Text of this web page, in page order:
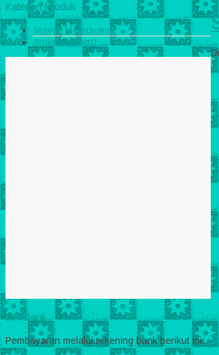
Kategori Produk
Stavolt Matsuyama
Artikel Terbaru
Info Bank
Pembayaran melalui rekening bank berikut ini: